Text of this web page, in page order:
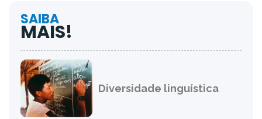
SAIBA
MAIS!
Diversidade linguística